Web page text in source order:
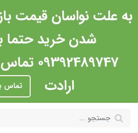
به علت نواسان قیمت
شدن خرید حتما
ارادت
تماس